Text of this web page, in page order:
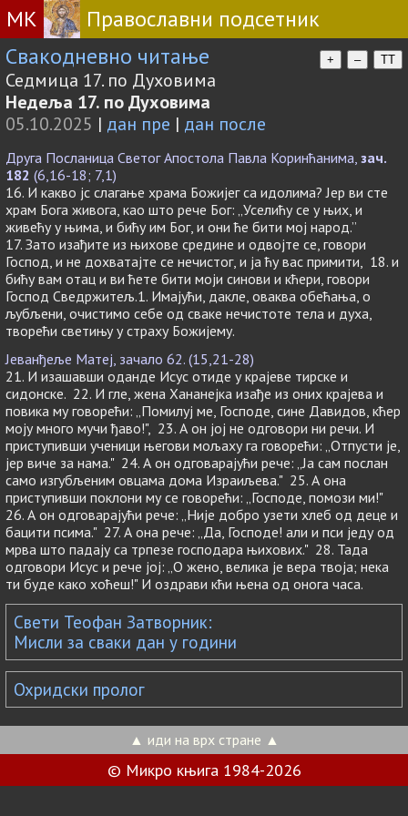
МК
Православни подсетник
Свакодневно читање
+ – TT
Седмица 17. по Духовима
Недеља 17. по Духовима
05.10.2025 | дан пре | дан после
Друга Посланица Светог Апостола Павла Коринћанима, зач.
182 (6,16-18; 7,1)
16. И какво јс слагање храма Божијег са идолима? Јер ви сте
храм Бога живога, као што рече Бог: „Уселићу се у њих, и
живећу у њима, и бићу им Бог, и они ће бити мој народ.”
17. Зато изађите из њихове средине и одвојте се, говори
Господ, и не дохватајте се нечистог, и ја ћу вас примити, 18. и
бићу вам отац и ви ћете бити моји синови и кћери, говори
Господ Сведржитељ.1. Имајући, дакле, оваква обећања, о
љубљени, очистимо себе од сваке нечистоте тела и духа,
творећи светињу у страху Божијему.
Јеванђеље Матеј, зачало 62. (15,21-28)
21. И изашавши оданде Исус отиде у крајеве тирске и
сидонске. 22. И гле, жена Хананејка изађе из оних крајева и
повика му говорећи: „Помилуј ме, Господе, сине Давидов, кћер
моју много мучи ђаво!", 23. А он јој не одговори ни речи. И
приступивши ученици његови мољаху га говорећи: „Отпусти је,
јер виче за нама." 24. А он одговарајући рече: „Ја сам послан
само изгубљеним овцама дома Израиљева." 25. А она
приступивши поклони му се говорећи: „Господе, помози ми!"
26. А он одговарајући рече: „Није добро узети хлеб од деце и
бацити псима." 27. А она рече: „Да, Господе! али и пси једу од
мрва што падају са трпезе господара њихових." 28. Тада
одговори Исус и рече јој: „О жено, велика је вера твоја; нека
ти буде како хоћеш!" И оздрави кћи њена од онога часа.
Свети Теофан Затворник:
Мисли за сваки дан у години
Охридски пролог
▲ иди на врх стране ▲
© Микро књига 1984-2026